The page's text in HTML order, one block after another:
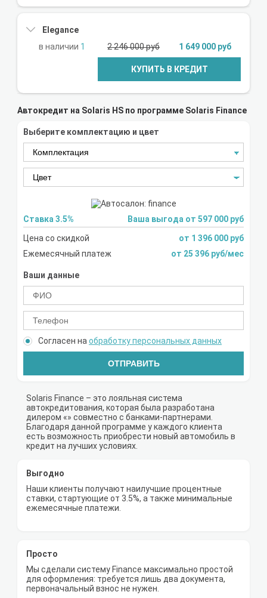
Elegance
1
2 246 000 руб 1 649 000 руб
КУПИТЬ В КРЕДИТ
Автокредит на Solaris HS по программе Solaris Finance
Выберите комплектацию и цвет
Ставка 3.5%
Ваша выгода от 597 000 руб
Цена со скидкой
от 1 396 000 руб
Ежемесячный платеж
от 25 396 руб/мес
Ваши данные
Согласен наобработку персональных данных
ОТПРАВИТЬ
Solaris Finance – это лояльная система
автокредитования, которая была разработана
дилером «» совместно с банками-партнерами.
Благодаря данной программе у каждого клиента
есть возможность приобрести новый автомобиль в
кредит на лучших условиях.
Выгодно
Наши клиенты получают наилучшие процентные
ставки, стартующие от 3.5%, а также минимальные
ежемесячные платежи.
Просто
Мы сделали систему Finance максимально простой
для оформления: требуется лишь два документа,
первоначальный взнос не нужен.